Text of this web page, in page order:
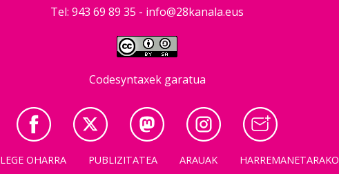
Tel: 943 69 89 35 - info@28kanala.eus
Codesyntaxek garatua
LEGE OHARRA PUBLIZITATEA ARAUAK HARREMANETARAKO